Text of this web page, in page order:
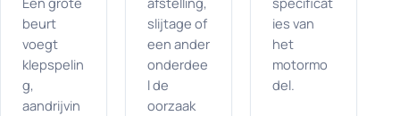
beurt
voegt
klepspelin
g,
aandrijvin
slijtage of
een ander
onderdee
l de
oorzaak
ies van
het
motormo
del.